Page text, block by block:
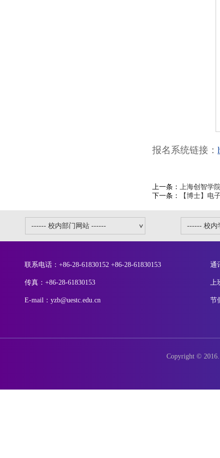
报名系统链接：
上一条： 上海创智学
下一条：
【博士】电
联系电话：+86-28-61830152 +86-28-61830153
传真：+86-28-61830153
E-mail：yzb@uestc.edu.cn
通
上
节
Copyright © 2016.